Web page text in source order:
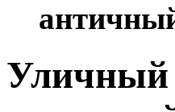
Уличный